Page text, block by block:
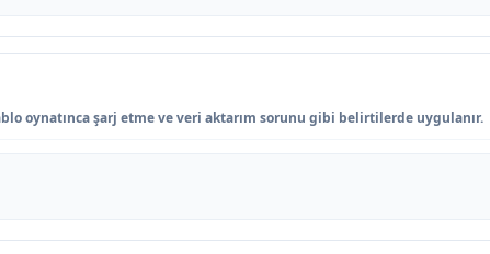
oynatınca şarj etme ve veri aktarım sorunu gibi belirtilerde uygulanır.